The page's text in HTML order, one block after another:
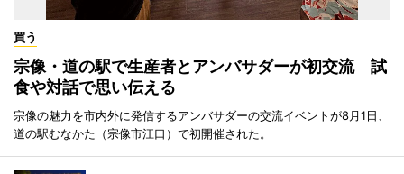
買う
宗像・道の駅で生産者とアンバサダーが初交流 試
食や対話で思い伝える
宗像の魅力を市内外に発信するアンバサダーの交流イベントが8月1日、
道の駅むなかた（宗像市江口）で初開催された。